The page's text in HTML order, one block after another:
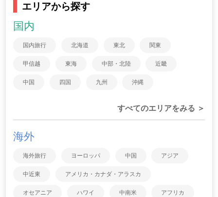
エリアから探す
国内
国内旅行 北海道 東北 関東
甲信越 東海 中部・北陸 近畿
中国 四国 九州 沖縄
すべてのエリアをみる ＞
海外
海外旅行 ヨーロッパ 中国 アジア
中近東 アメリカ・カナダ・アラスカ
オセアニア ハワイ 中南米 アフリカ